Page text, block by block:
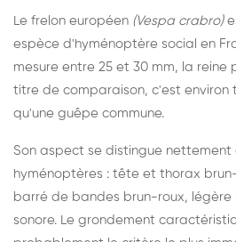
Le frelon européen (Vespa crabro)
espèce d'hyménoptère social en
mesure entre 25 et 30 mm, la reine
titre de comparaison, c'est environ
qu'une guêpe commune.
Son aspect se distingue nettement
hyménoptères : tête et thorax
barré de bandes brun-roux, légère
sonore. Le grondement